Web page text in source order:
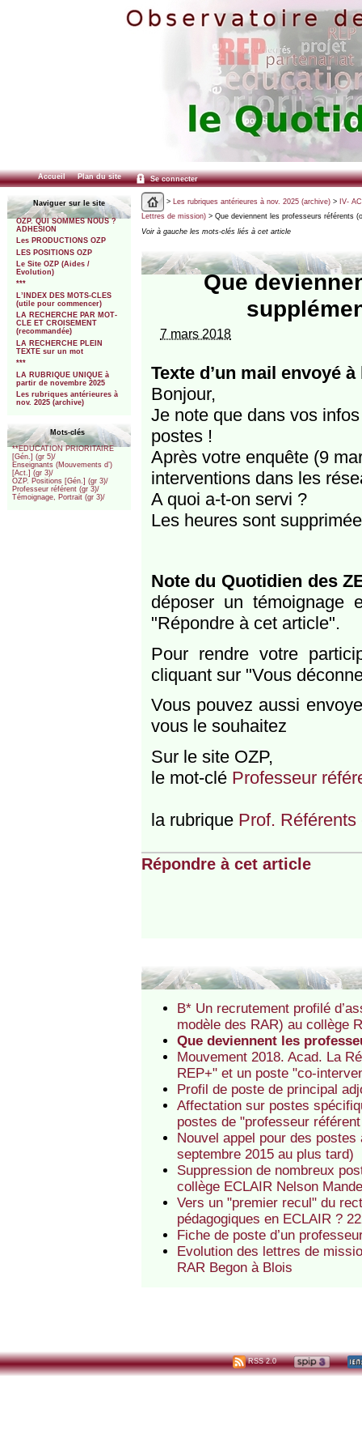
Accueil Plan du site Se connecter
Naviguer sur le site
OZP. QUI SOMMES NOUS ?
ADHESION
Les PRODUCTIONS OZP
LES POSITIONS OZP
Le Site OZP (Aides /
Evolution)
***
L’INDEX DES MOTS-CLES
(utile pour commencer)
LA RECHERCHE PAR MOT-
CLE ET CROISEMENT
(recommandée)
LA RECHERCHE PLEIN
TEXTE sur un mot
***
LA RUBRIQUE UNIQUE à
partir de novembre 2025
Les rubriques antérieures à
nov. 2025 (archive)
Mots-clés
**EDUCATION PRIORITAIRE
[Gén.] (gr 5)/
Enseignants (Mouvements d’)
[Act.] (gr 3)/
OZP. Positions [Gén.] (gr 3)/
Professeur référent (gr 3)/
Témoignage, Portrait (gr 3)/
> Les rubriques antérieures à nov. 2025 (archive)> IV-
Lettres de mission)> Que deviennent les professeurs référents
Voir à gauche les mots-clés liés à cet article
Que
7 mars 2018
Texte d’un mail envoyé à
Bonjour,
Je note que dans vos
postes !
Après votre enquête (9
interventions dans les
A quoi a-t-on servi ?
Les heures sont
Note du Quotidien des
déposer un
"Répondre à cet article".
Pour rendre votre
cliquant sur "Vous
Vous pouvez aussi
vous le souhaitez
Sur le site OZP,
le mot-clé Professeur
la rubrique Prof.
Répondre à cet article
B* Un recrutement profilé
modèle des RAR) au collège
Que deviennent les
Mouvement 2018. Acad. La
REP+" et un poste "co-
Profil de poste de principal
Affectation sur postes
postes de "professeur
Nouvel appel pour des
septembre 2015 au plus tard)
Suppression de nombreux
collège ECLAIR Nelson
Vers un "premier recul" du
pédagogiques en ECLAIR ?
Fiche de poste d’un
Evolution des lettres de
RAR Begon à Blois
RSS 2.0